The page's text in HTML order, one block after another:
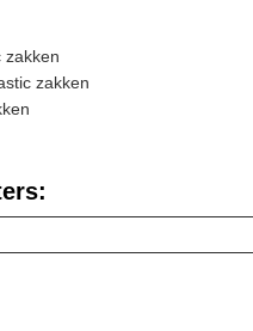
zakken
zakken